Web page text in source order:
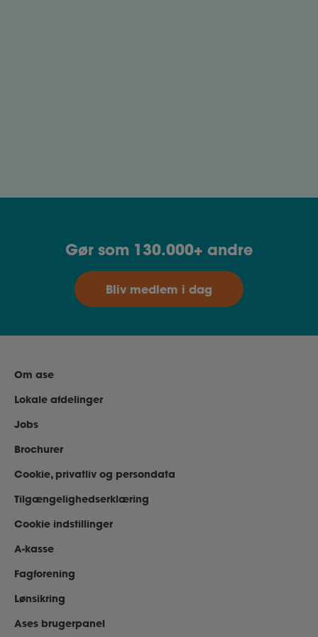
Gør som 130.000+ andre
Bliv medlem i dag
Om ase
Lokale afdelinger
Jobs
Brochurer
Cookie, privatliv og persondata
Tilgængelighedserklæring
Cookie indstillinger
A-kasse
Fagforening
Lønsikring
Ases brugerpanel